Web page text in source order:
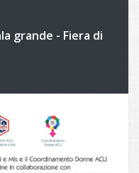
grande - Fiera di